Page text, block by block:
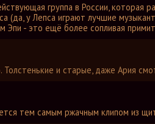
группа в России, которая
(да, у Лепса играют лучшие
- это ещё более сопливая
Толстенькие и старые, даже Ария
тем самым ржачным клипом из